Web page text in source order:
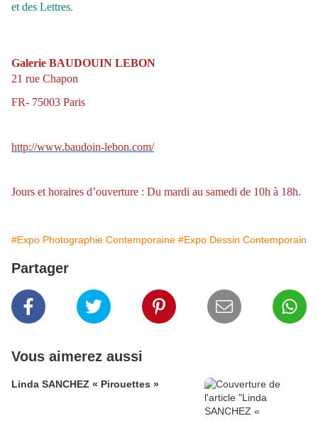
et des Lettres.
Galerie BAUDOUIN LEBON
21 rue Chapon
FR- 75003 Paris
http://www.baudoin-lebon.com/
Jours et horaires d’ouverture : Du mardi au samedi de 10h à 18h.
#Expo Photographie Contemporaine #Expo Dessin Contemporain
Partager
Vous aimerez aussi
Linda SANCHEZ « Pirouettes »